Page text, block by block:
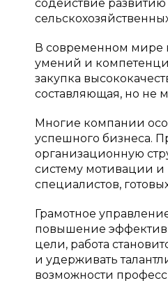
содействие
В современном мире
умений и
закупка
составляющая, но не
Многие компании
успешного бизнеса.
организационную
систему мотивации
специалистов,
Грамотное
повышение
цели, работа
и удерживать
возможности